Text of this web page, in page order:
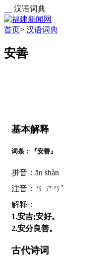
汉语词典
首页> 汉语词典
安善
基本解释
词条：『安善』
拼音：ān shàn
注音：ㄢ ㄕㄢˋ
解释：
1.安吉;安好。
2.安分良善。
古代诗词